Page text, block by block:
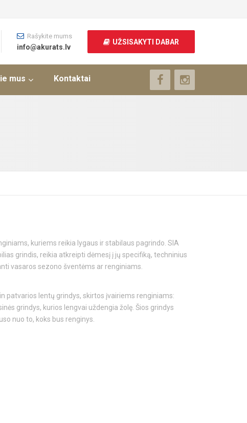
mus Kontaktai
Rašykite mums
info@akurats.lv
UŽSISAKYTI DABAR
kuriems reikia lygaus ir stabilaus pagrindo. SIA
grindis, reikia atkreipti dėmesį į jų specifiką, techninius
vasaros sezono šventėms ar renginiams.
patvarios lentų grindys, skirtos įvairiems renginiams:
grindys, kurios lengvai uždengia žolę. Šios grindys
nuo to, koks bus renginys.